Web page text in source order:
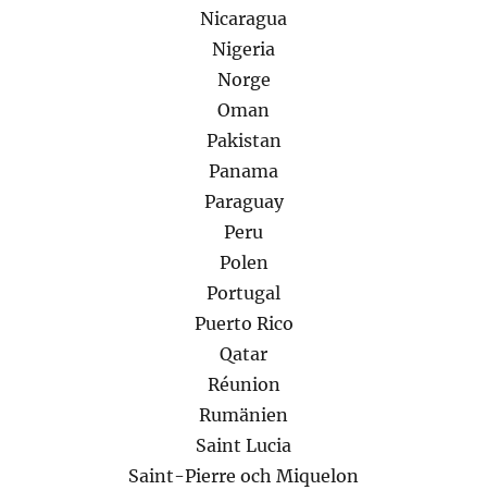
Nicaragua
Nigeria
Norge
Oman
Pakistan
Panama
Paraguay
Peru
Polen
Portugal
Puerto Rico
Qatar
Réunion
Rumänien
Saint Lucia
Saint-Pierre och Miquelon